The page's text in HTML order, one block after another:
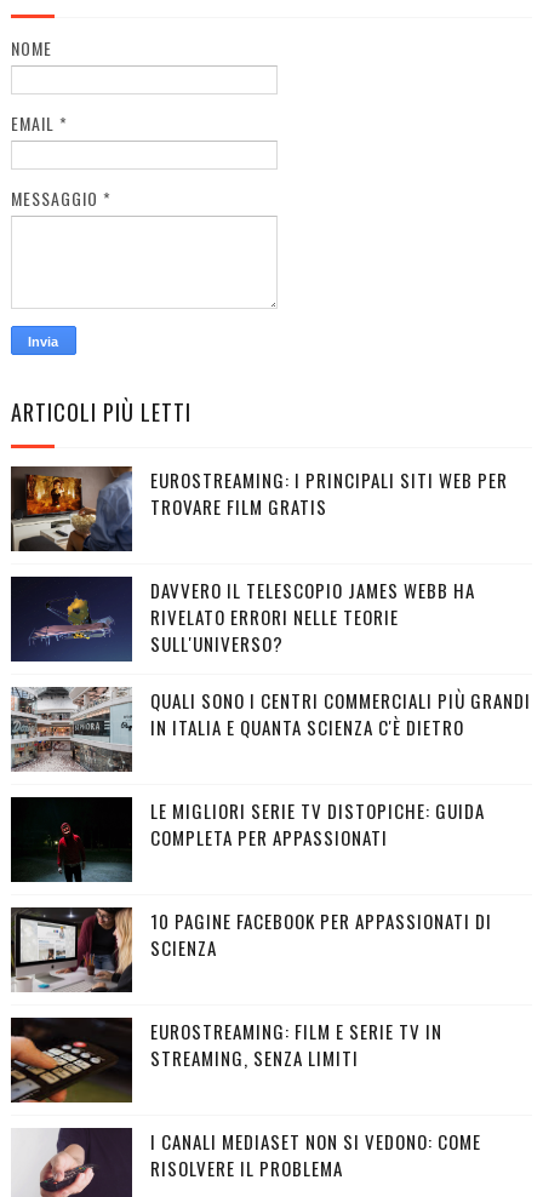
NOME
EMAIL *
MESSAGGIO *
ARTICOLI PIÙ LETTI
EUROSTREAMING: I PRINCIPALI SITI WEB PER
TROVARE FILM GRATIS
DAVVERO IL TELESCOPIO JAMES WEBB HA
RIVELATO ERRORI NELLE TEORIE
SULL'UNIVERSO?
QUALI SONO I CENTRI COMMERCIALI PIÙ GRANDI
IN ITALIA E QUANTA SCIENZA C'È DIETRO
LE MIGLIORI SERIE TV DISTOPICHE: GUIDA
COMPLETA PER APPASSIONATI
10 PAGINE FACEBOOK PER APPASSIONATI DI
SCIENZA
EUROSTREAMING: FILM E SERIE TV IN
STREAMING, SENZA LIMITI
I CANALI MEDIASET NON SI VEDONO: COME
RISOLVERE IL PROBLEMA